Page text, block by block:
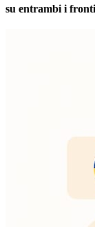
su entrambi i